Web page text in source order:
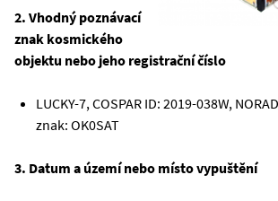
2. Vhodný poznávací
znak kosmického
objektu nebo jeho registrační číslo
LUCKY-7, COSPAR ID: 2019-038W,
znak: OK0SAT
3. Datum a území nebo místo vypuštění